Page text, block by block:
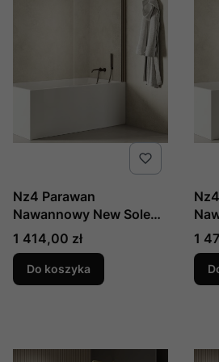
Nz4 Parawan
Nawannowy New Soleo
Gunmetal Brushed U
80x140 Czyste 6mm
Active Shield 2.0 ,
Producent: New Trendy,
Cena
1 414,00 zł
Do koszyka
1